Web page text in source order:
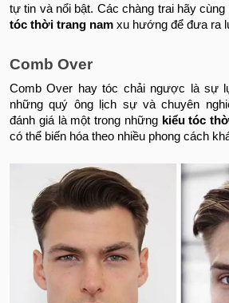
tự tin và nổi bật. Các chàng trai hãy
tóc thời trang nam xu hướng để đưa ra
Comb Over
Comb Over hay tóc chải ngược là sự
những quý ông lịch sự và chuyên
đánh giá là một trong những kiểu tóc
có thể biến hóa theo nhiều phong cách